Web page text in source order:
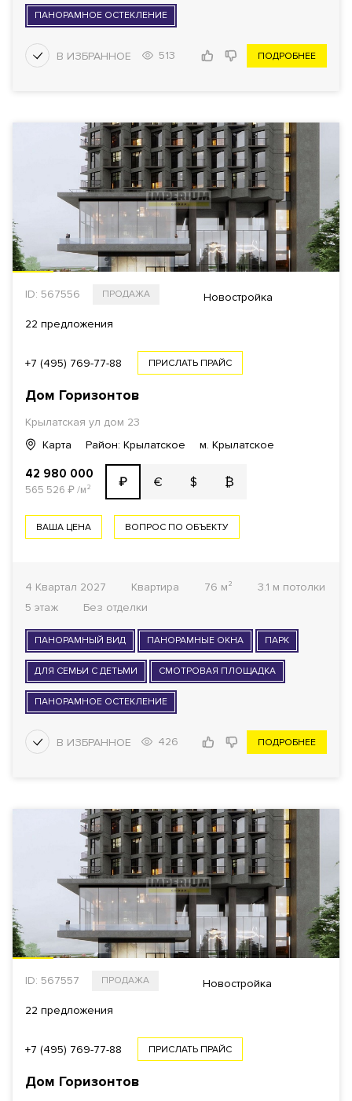
ПАНОРАМНОЕ ОСТЕКЛЕНИЕ
513 ПОДРОБНЕЕ
ID: 567556 ПРОДАЖА Новостройка
22 предложения
+7 (495) 769-77-88 ПРИСЛАТЬ ПРАЙС
Дом Горизонтов
Крылатская ул дом 23
Карта
Район: Крылатское м. Крылатское
42 980 000
565 526 ₽/м² ₽ € $ ₿
ВАША ЦЕНА ВОПРОС ПО ОБЪЕКТУ
4 Квартал 2027 Квартира 76 м²
3.1 м потолки
5 этаж
Без отделки
ПАНОРАМНЫЙ ВИД ПАНОРАМНЫЕ ОКНА ПАРК
ДЛЯ СЕМЬИ С ДЕТЬМИ СМОТРОВАЯ ПЛОЩАДКА
ПАНОРАМНОЕ ОСТЕКЛЕНИЕ
426 ПОДРОБНЕЕ
ID: 567557 ПРОДАЖА Новостройка
22 предложения
+7 (495) 769-77-88 ПРИСЛАТЬ ПРАЙС
Дом Горизонтов